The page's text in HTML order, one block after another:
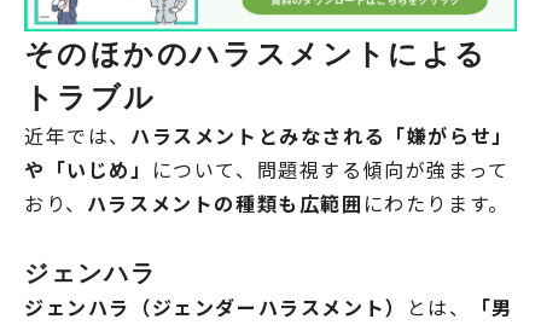
そのほかのハラスメントによる
トラブル
近年では、 ハラスメントとみなされる「嫌がらせ」
や「いじめ」 について、問題視する傾向が強まって
おり、 ハラスメントの種類も広範囲 にわたります。
ジェンハラ
ジェンハラ（ジェンダーハラスメント）
とは、
「男